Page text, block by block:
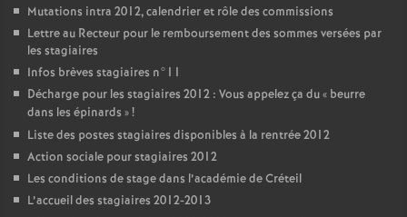
Mutations intra 2012, calendrier et rôle des commissions
Lettre au Recteur pour le remboursement des sommes versées par
les stagiaires
Infos brèves stagiaires n°11
Décharge pour les stagiaires 2012 : Vous appelez ça du « beurre
dans les épinards »!
Liste des postes stagiaires disponibles à la rentrée 2012
Action sociale pour stagiaires 2012
Les conditions de stage dans l’académie de Créteil
L’accueil des stagiaires 2012-2013